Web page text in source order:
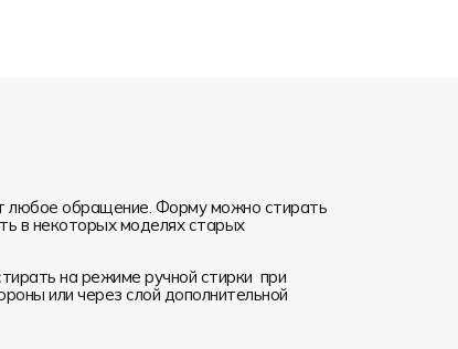
любое обращение. Форму можно стирать
в некоторых моделях старых
на режиме ручной стирки при
или через слой дополнительной